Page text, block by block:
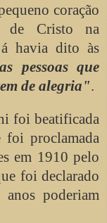
coração
de Cristo na
havia dito às
pessoas que
de alegria".
foi beatificada
proclamada
em 1910 pelo
foi declarado
poderiam